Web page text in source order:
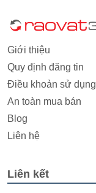
Giới thiệu
Quy định đăng tin
Điều khoản sử dụng
An toàn mua bán
Blog
Liên hệ
Liên kết